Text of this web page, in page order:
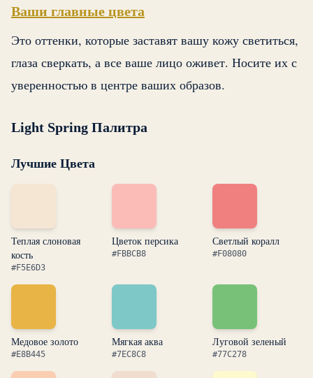
Ваши главные цвета
Это оттенки, которые заставят вашу кожу светиться,
глаза сверкать, а все ваше лицо оживет. Носите их с
уверенностью в центре ваших образов.
Light Spring Палитра
Лучшие Цвета
Теплая слоновая
кость
#F5E6D3
Цветок персика
#FBBCB8
Светлый коралл
#F08080
Медовое золото
#E8B445
Мягкая аква
#7EC8C8
Луговой зеленый
#77C278